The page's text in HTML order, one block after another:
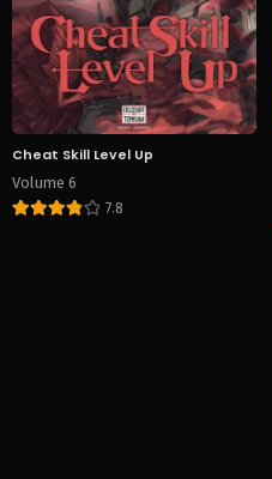
Cheat Skill Level Up
Volume 6
7.8